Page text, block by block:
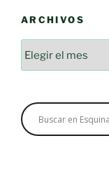
ARCHIVOS